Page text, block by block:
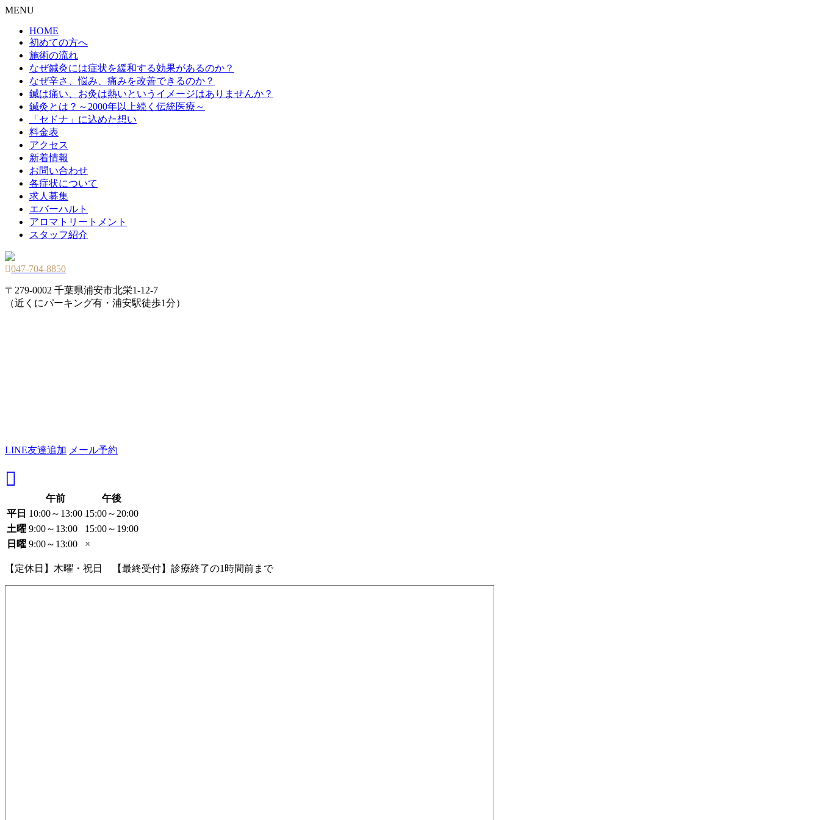
MENU
HOME
初めての方へ
施術の流れ
なぜ鍼灸には症状を緩和する効果があるのか？
なぜ辛さ、悩み、痛みを改善できるのか？
鍼は痛い、お灸は熱いというイメージはありませんか？
鍼灸とは？～2000年以上続く伝統医療～
「セドナ」に込めた想い
料金表
アクセス
新着情報
お問い合わせ
各症状について
求人募集
エバーハルト
アロマトリートメント
スタッフ紹介
047-704-8850
〒279-0002 千葉県浦安市北栄1-12-7
（近くにパーキング有・浦安駅徒歩1分）
LINE友達追加 メール予約
午前
午後
平日 10:00～13:00 15:00～20:00
土曜 9:00～13:00
15:00～19:00
日曜 9:00～13:00 ×
【定休日】木曜・祝日 【最終受付】診療終了の1時間前まで